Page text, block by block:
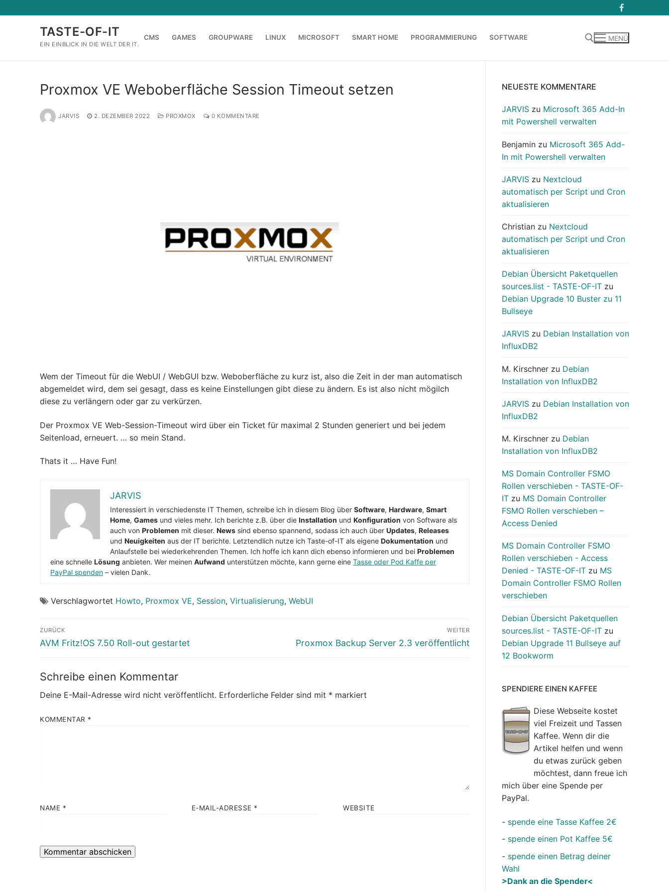
Inhalt
TASTE-OF-IT
EIN EINBLICK IN DIE WELT DER IT.
CMS GAMES GROUPWARE LINUX MICROSOFT SMART HOME PROGRAMMIERUNG SOFTWARE MENÜ
Proxmox VE Weboberfläche Session Timeout setzen
JARVIS 2. DEZEMBER 2022 PROXMOX 0 KOMMENTARE
Wem der Timeout für die WebUI / WebGUI bzw. Weboberfläche zu kurz ist, also die Zeit in der man automatisch
abgemeldet wird, dem sei gesagt, dass es keine Einstellungen gibt diese zu ändern. Es ist also nicht mögilch
diese zu verlängern oder gar zu verkürzen.
Der Proxmox VE Web-Session-Timeout wird über ein Ticket für maximal 2 Stunden generiert und bei jedem
Seitenload, erneuert. … so mein Stand.
Thats it … Have Fun!
JARVIS
Interessiert in verschiedenste IT Themen, schreibe ich in diesem Blog über Software, Hardware, Smart
Home, Games und vieles mehr. Ich berichte z.B. über die Installation und Konfiguration von Software als
auch von Problemen mit dieser. News sind ebenso spannend, sodass ich auch über Updates, Releases
und Neuigkeiten aus der IT berichte. Letztendlich nutze ich Taste-of-IT als eigene Dokumentation und
Anlaufstelle bei wiederkehrenden Themen. Ich hoffe ich kann dich ebenso informieren und bei Problemen
eine schnelle Lösung anbieten. Wer meinen Aufwand unterstützen möchte, kann gerne eine Tasse oder Pod Kaffe per
PayPal spenden – vielen Dank.
Verschlagwortet Howto, Proxmox VE, Session, Virtualisierung, WebUI
Beitragsnavigation
ZURÜCK
Vorheriger
AVM Fritz!OS 7.50 Roll-out gestartet
WEITER
Nächster
Proxmox Backup Server 2.3 veröffentlicht
Schreibe einen Kommentar
Deine E-Mail-Adresse wird nicht veröffentlicht. Erforderliche Felder sind mit * markiert
KOMMENTAR *
NAME * E-MAIL-ADRESSE * WEBSITE
NEUESTE KOMMENTARE
JARVIS zu Microsoft 365 Add-In
mit Powershell verwalten
Benjamin zu Microsoft 365 Add-
In mit Powershell verwalten
JARVIS zu Nextcloud
automatisch per Script und Cron
aktualisieren
Christian zu Nextcloud
automatisch per Script und Cron
aktualisieren
Debian Übersicht Paketquellen
sources.list - TASTE-OF-IT zu
Debian Upgrade 10 Buster zu 11
Bullseye
JARVIS zu Debian Installation von
InfluxDB2
M. Kirschner zu Debian
Installation von InfluxDB2
JARVIS zu Debian Installation von
InfluxDB2
M. Kirschner zu Debian
Installation von InfluxDB2
MS Domain Controller FSMO
Rollen verschieben - TASTE-OF-
IT zu MS Domain Controller
FSMO Rollen verschieben –
Access Denied
MS Domain Controller FSMO
Rollen verschieben - Access
Denied - TASTE-OF-IT zu MS
Domain Controller FSMO Rollen
verschieben
Debian Übersicht Paketquellen
sources.list - TASTE-OF-IT zu
Debian Upgrade 11 Bullseye auf
12 Bookworm
SPENDIERE EINEN KAFFEE
Diese Webseite kostet
viel Freizeit und Tassen
Kaffee. Wenn dir die
Artikel helfen und wenn
du etwas zurück geben
möchtest, dann freue ich
mich über eine Spende per
PayPal.
- spende eine Tasse Kaffee 2€
- spende einen Pot Kaffee 5€
- spende einen Betrag deiner
Wahl
>Dank an die Spender<